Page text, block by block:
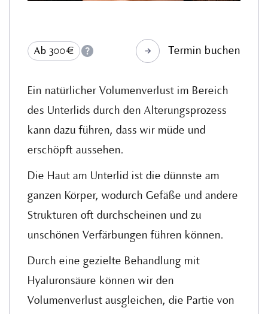
Ab 300€ Termin buchen
Ein natürlicher Volumenverlust im Bereich
des Unterlids durch den Alterungsprozess
kann dazu führen, dass wir müde und
erschöpft aussehen.
Die Haut am Unterlid ist die dünnste am
ganzen Körper, wodurch Gefäße und andere
Strukturen oft durchscheinen und zu
unschönen Verfärbungen führen können.
Durch eine gezielte Behandlung mit
Hyaluronsäure können wir den
Volumenverlust ausgleichen, die Partie von